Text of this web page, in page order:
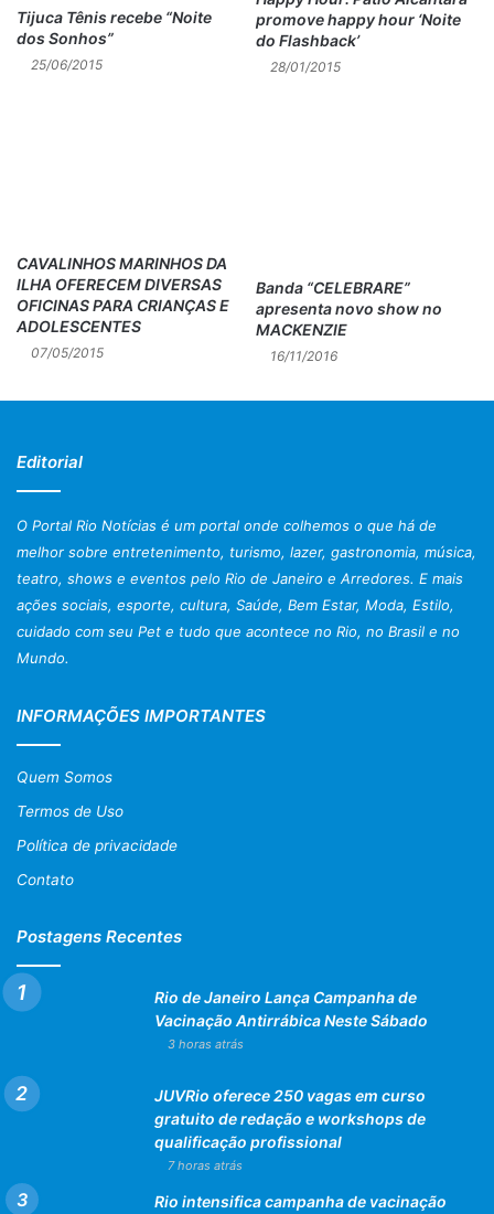
Tijuca Tênis recebe “Noite
dos Sonhos”
25/06/2015
promove happy hour ‘Noite
do Flashback’
28/01/2015
CAVALINHOS MARINHOS DA
ILHA OFERECEM DIVERSAS
OFICINAS PARA CRIANÇAS E
ADOLESCENTES
07/05/2015
Banda “CELEBRARE”
apresenta novo show no
MACKENZIE
16/11/2016
Editorial
O Portal Rio Notícias é um portal onde colhemos o que há de
melhor sobre entretenimento, turismo, lazer, gastronomia, música,
teatro, shows e eventos pelo Rio de Janeiro e Arredores. E mais
ações sociais, esporte, cultura, Saúde, Bem Estar, Moda, Estilo,
cuidado com seu Pet e tudo que acontece no Rio, no Brasil e no
Mundo.
INFORMAÇÕES IMPORTANTES
Quem Somos
Termos de Uso
Política de privacidade
Contato
Postagens Recentes
Rio de Janeiro Lança Campanha de
Vacinação Antirrábica Neste Sábado
3 horas atrás
JUVRio oferece 250 vagas em curso
gratuito de redação e workshops de
qualificação profissional
7 horas atrás
Rio intensifica campanha de vacinação